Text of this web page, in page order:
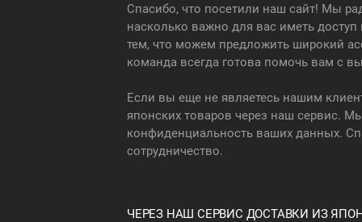
Спасибо, что посетили наш сайт! Мы
насколько важно для вас иметь
тем, что можем предложить широкий
команда всегда готова помочь вам с
Если вы еще не являетесь нашим
японских товаров через наш сервис.
конфиденциальность ваших данных.
сотрудничество.
ЧЕРЕЗ НАШ СЕРВИС ДОСТАВКИ ИЗ